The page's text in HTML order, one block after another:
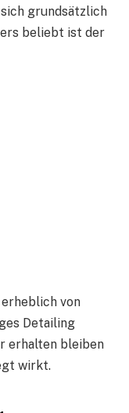
grundsätzlich
beliebt ist der
von
Detailing
erhalten bleiben
wirkt.